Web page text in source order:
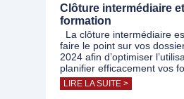
Clôture intermédiaire
formation
La clôture intermédiaire
faire le point sur vos
2024 afin d’optimiser
planifier efficacement vos
LIRE LA SUITE >